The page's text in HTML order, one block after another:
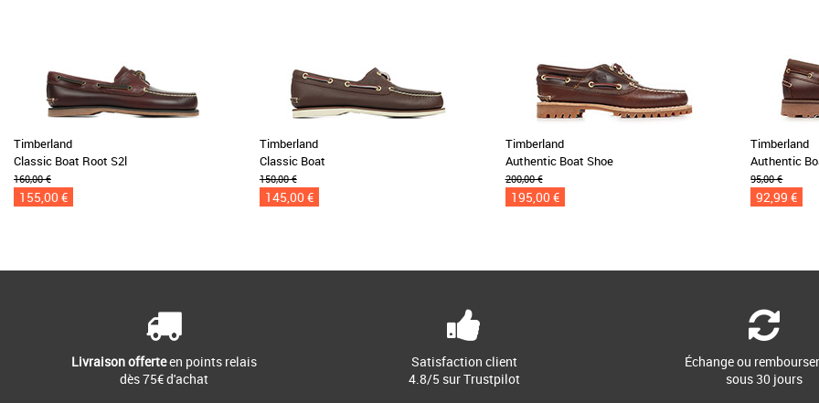
Timberland
Classic Boat Root S2l
160,00 €
155,00 €
Timberland
Classic Boat
150,00 €
145,00 €
Timberland
Authentic Boat Shoe
200,00 €
195,00 €
Timberland
Authentic
95,00 €
92,99 €
Livraison offerteen points relais
dès 75€ d'achat
Satisfaction client
4.8/5 sur Trustpilot
Échange ou
sous 30 jours